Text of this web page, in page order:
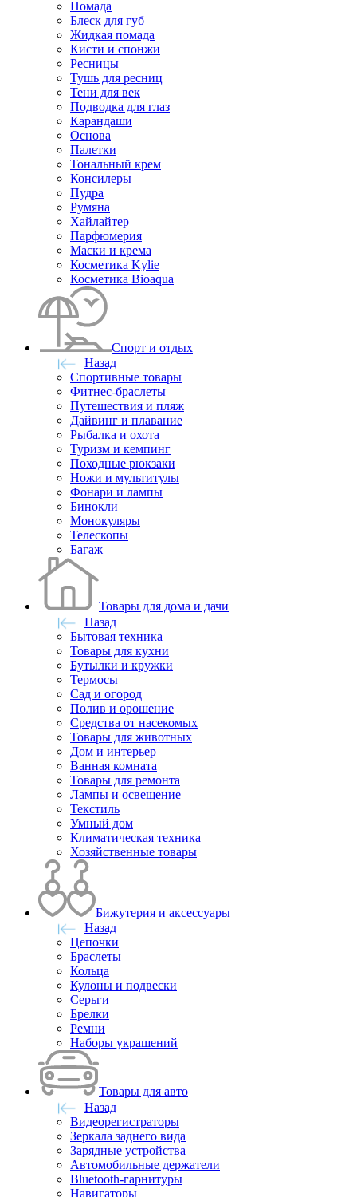
Помада
Блеск для губ
Жидкая помада
Кисти и спонжи
Ресницы
Тушь для ресниц
Тени для век
Подводка для глаз
Карандаши
Основа
Палетки
Тональный крем
Консилеры
Пудра
Румяна
Хайлайтер
Парфюмерия
Маски и крема
Косметика Kylie
Косметика Bioaqua
Спорт и отдых
Назад
Спортивные товары
Фитнес-браслеты
Путешествия и пляж
Дайвинг и плавание
Рыбалка и охота
Туризм и кемпинг
Походные рюкзаки
Ножи и мультитулы
Фонари и лампы
Бинокли
Монокуляры
Телескопы
Багаж
Товары для дома и дачи
Назад
Бытовая техника
Товары для кухни
Бутылки и кружки
Термосы
Сад и огород
Полив и орошение
Средства от насекомых
Товары для животных
Дом и интерьер
Ванная комната
Товары для ремонта
Лампы и освещение
Текстиль
Умный дом
Климатическая техника
Хозяйственные товары
Бижутерия и аксессуары
Назад
Цепочки
Браслеты
Кольца
Кулоны и подвески
Серьги
Брелки
Ремни
Наборы украшений
Товары для авто
Назад
Видеорегистраторы
Зеркала заднего вида
Зарядные устройства
Автомобильные держатели
Bluetooth-гарнитуры
Навигаторы